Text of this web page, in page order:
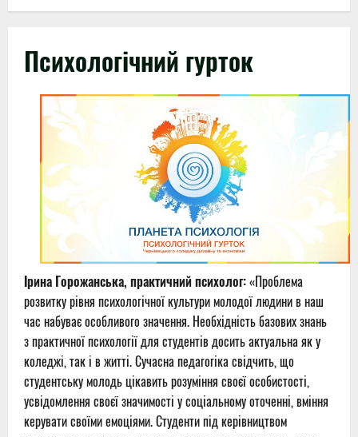
Психологічний гурток
Ірина Горожанська, практичний психолог:«Проблема
розвитку рівня психологічної культури молодої людини в наш
час набуває особливого значення. Необхідність базових знань
з практичної психології для студентів досить актуальна як у
коледжі, так і в житті. Сучасна педагогіка свідчить, що
студентську молодь цікавить розуміння своєї особистості,
усвідомлення своєї значимості у соціальному оточенні, вміння
керувати своїми емоціями. Студенти під керівництвом